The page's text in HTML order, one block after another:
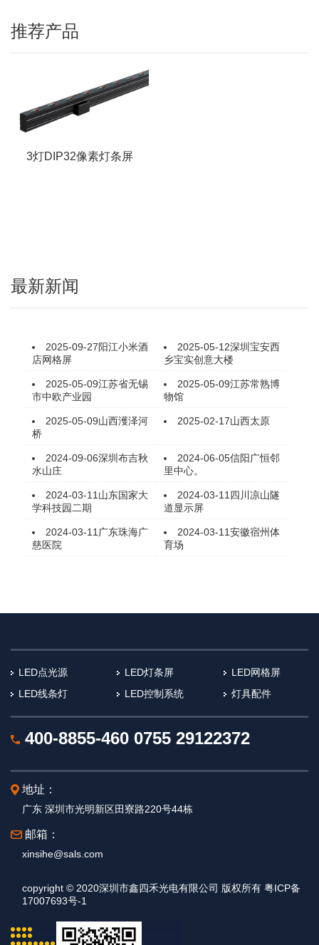
推荐产品
3灯DIP32像素灯条屏
最新新闻
2025-09-27阳江小米酒
店网格屏
2025-05-12深圳宝安西
乡宝实创意大楼
2025-05-09江苏省无锡
市中欧产业园
2025-05-09江苏常熟博
物馆
2025-05-09山西濩泽河
桥
2025-02-17山西太原
2024-09-06深圳布吉秋
水山庄
2024-06-05信阳广恒邻
里中心。
2024-03-11 山东国家大
学科技园二期
2024-03-11 四川凉山隧
道显示屏
2024-03-11 广东珠海广
慈医院
2024-03-11安徽宿州体
育场
LED点光源 LED灯条屏
LED网格屏
LED线条灯
LED控制系统 灯具配件
400-8855-460 0755 29122372
地址：
广东 深圳市光明新区田寮路220号44栋
邮箱：
xinsihe@sals.com
copyright © 2020深圳市鑫四禾光电有限公司 版权所有 粤ICP备
17007693号-1